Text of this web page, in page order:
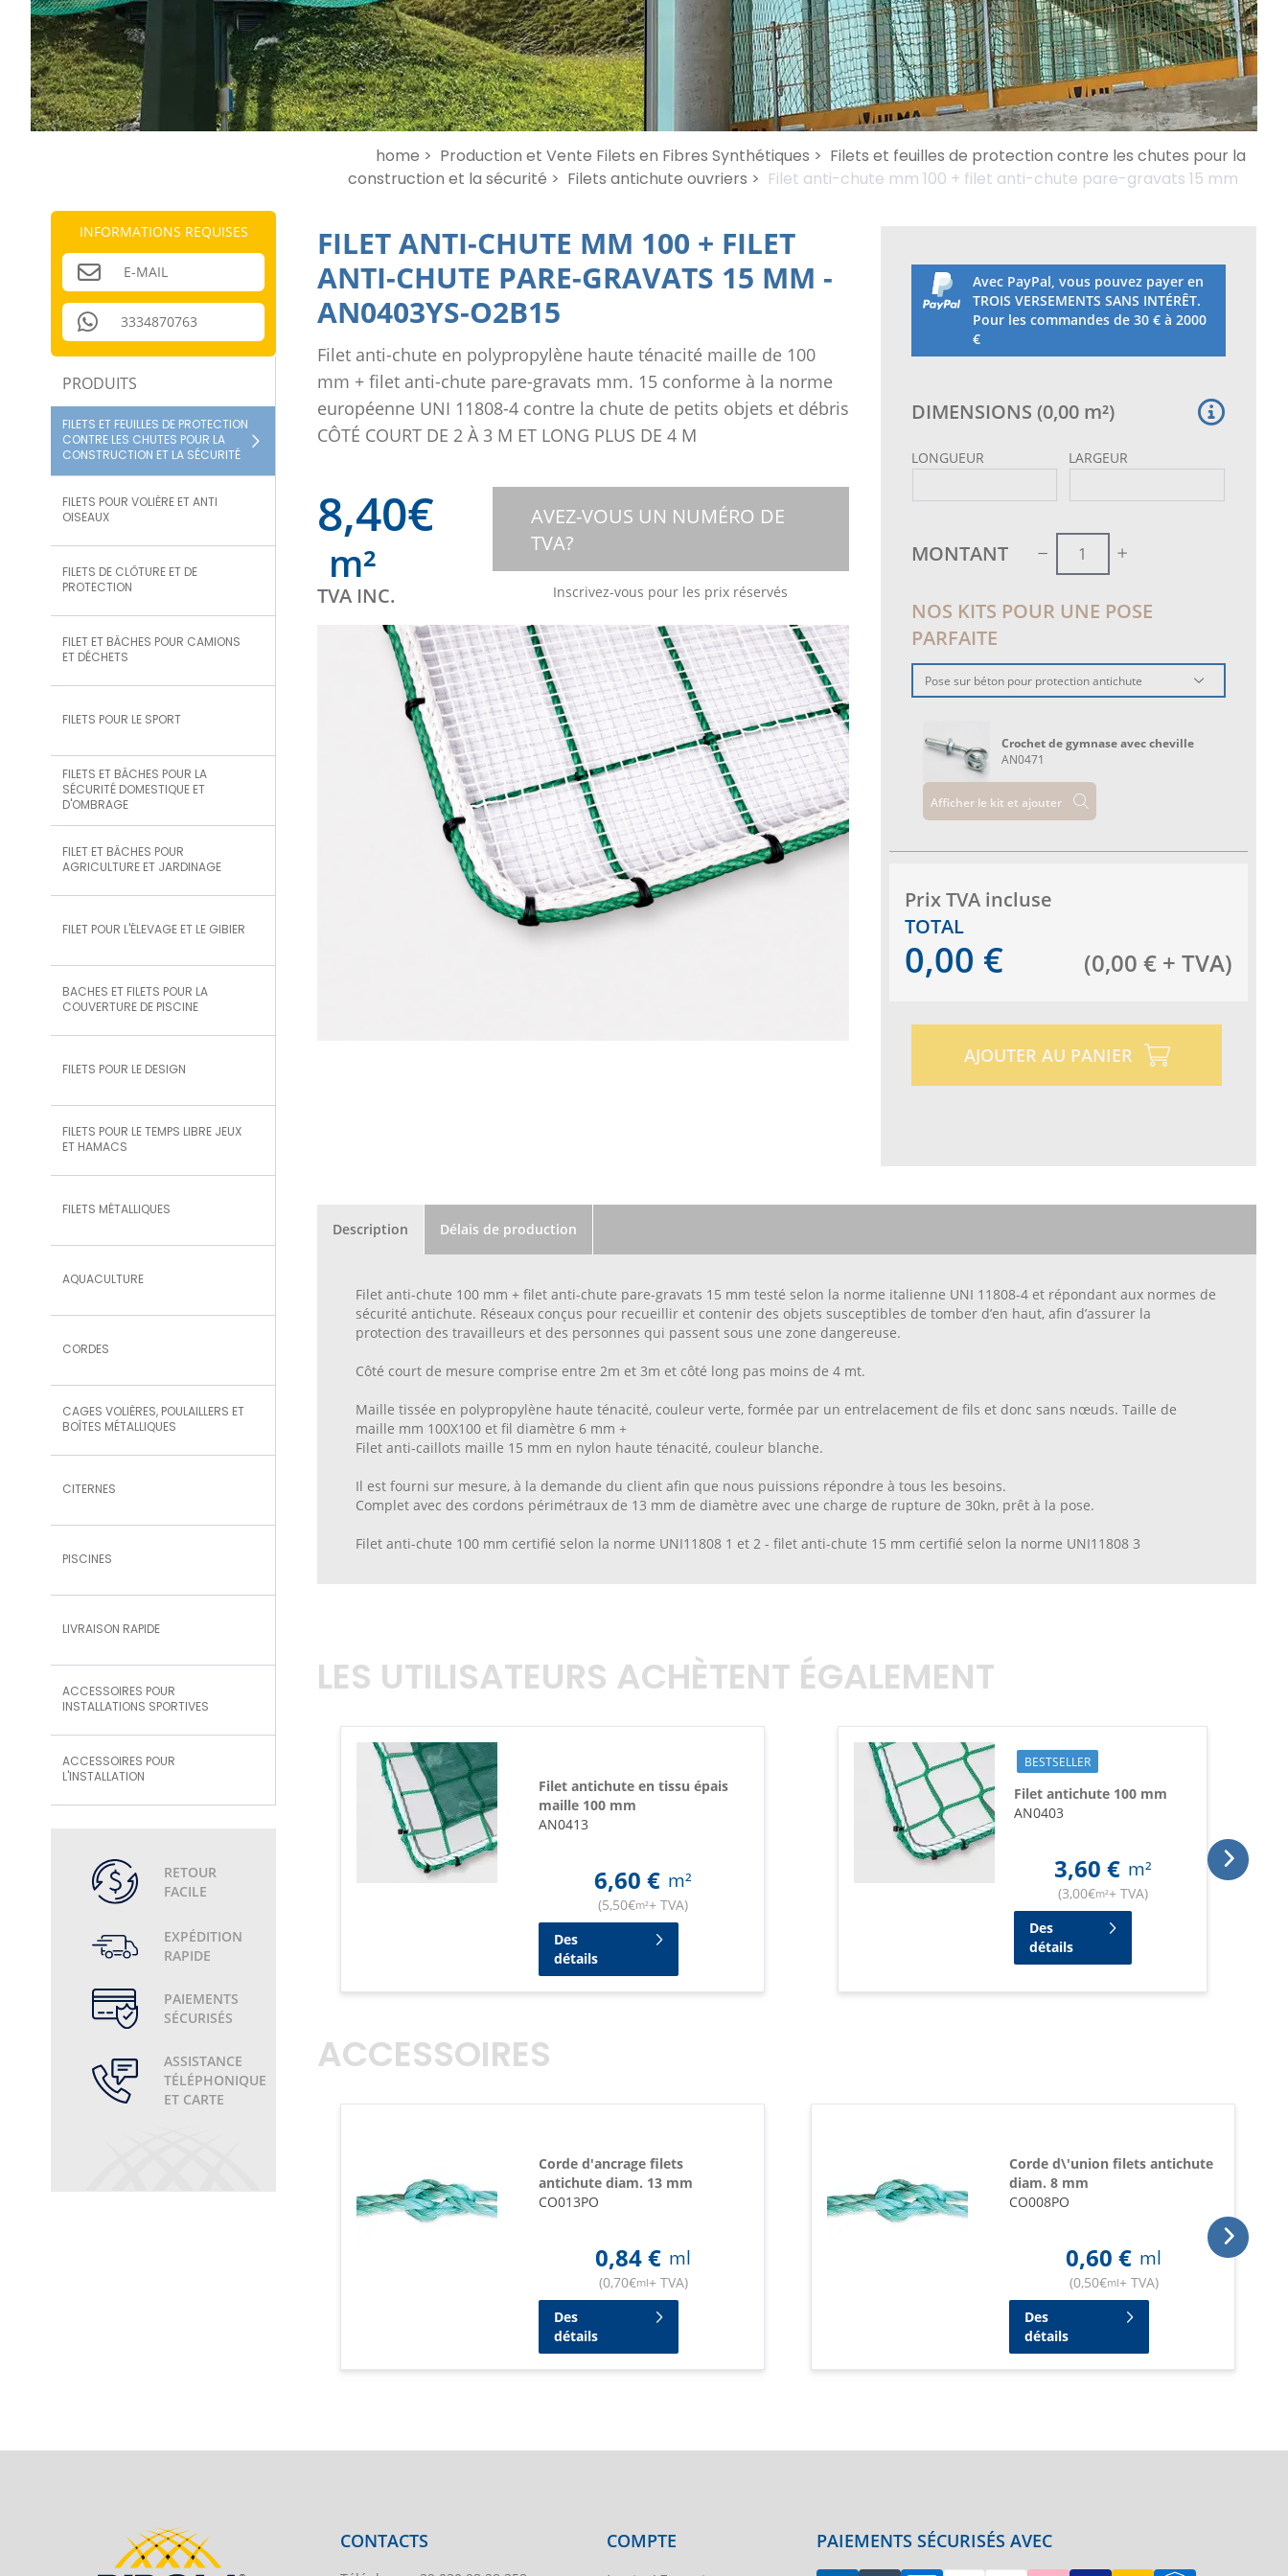
INFORMATIONS REQUISES
E-MAIL
3334870763
PRODUITS
FILETS ET FEUILLES DE PROTECTION
CONTRE LES CHUTES POUR LA
CONSTRUCTION ET LA SÉCURITÉ
FILETS POUR VOLIÈRE ET ANTI
OISEAUX
FILETS DE CLÔTURE ET DE
PROTECTION
FILET ET BÂCHES POUR CAMIONS
ET DÉCHETS
FILETS POUR LE SPORT
FILETS ET BÂCHES POUR LA
SÉCURITÉ DOMESTIQUE ET
D'OMBRAGE
FILET ET BÂCHES POUR
AGRICULTURE ET JARDINAGE
FILET POUR L'ÉLEVAGE ET LE GIBIER
BACHES ET FILETS POUR LA
COUVERTURE DE PISCINE
FILETS POUR LE DESIGN
FILETS POUR LE TEMPS LIBRE JEUX
ET HAMACS
FILETS MÉTALLIQUES
AQUACULTURE
CORDES
CAGES VOLIÈRES, POULAILLERS ET
BOÎTES MÉTALLIQUES
CITERNES
PISCINES
LIVRAISON RAPIDE
ACCESSOIRES POUR
INSTALLATIONS SPORTIVES
ACCESSOIRES POUR
L'INSTALLATION
RETOUR
FACILE
EXPÉDITION
RAPIDE
PAIEMENTS
SÉCURISÉS
ASSISTANCE
TÉLÉPHONIQUE
ET CARTE
home > Production et Vente Filets en Fibres Synthétiques > Filets et feuilles de protection contre les chutes pour la
construction et la sécurité > Filets antichute ouvriers > Filet anti-chute mm 100 + filet anti-chute pare-gravats 15 mm
FILET ANTI-CHUTE MM 100 + FILET
ANTI-CHUTE PARE-GRAVATS 15 MM -
AN0403YS-O2B15
Filet anti-chute en polypropylène haute ténacité maille de 100
mm + filet anti-chute pare-gravats mm. 15 conforme à la norme
européenne UNI 11808-4 contre la chute de petits objets et débris
CÔTÉ COURT DE 2 À 3 M ET LONG PLUS DE 4 M
8,40€
m²
TVA INC.
AVEZ-VOUS UN NUMÉRO DE
TVA?
Inscrivez-vous pour les prix réservés
Avec PayPal, vous pouvez payer en
TROIS VERSEMENTS SANS INTÉRÊT.
Pour les commandes de 30 € à 2000
€
DIMENSIONS (0,00 m²)
LONGUEUR LARGEUR
MONTANT
NOS KITS POUR UNE POSE
PARFAITE
Pose sur béton pour protection antichute
Crochet de gymnase avec cheville
AN0471
Afficher le kit et ajouter
Prix ​​TVA incluse
TOTAL
0,00 € (0,00 € + TVA)
AJOUTER AU PANIER
Description Délais de production
Filet anti-chute 100 mm + filet anti-chute pare-gravats 15 mm testé selon la norme italienne UNI 11808-4 et répondant aux normes de
sécurité antichute. Réseaux conçus pour recueillir et contenir des objets susceptibles de tomber d’en haut, afin d’assurer la
protection des travailleurs et des personnes qui passent sous une zone dangereuse.
Côté court de mesure comprise entre 2m et 3m et côté long pas moins de 4 mt.
Maille tissée en polypropylène haute ténacité, couleur verte, formée par un entrelacement de fils et donc sans nœuds. Taille de
maille mm 100X100 et fil diamètre 6 mm +
Filet anti-caillots maille 15 mm en nylon haute ténacité, couleur blanche.
Il est fourni sur mesure, à la demande du client afin que nous puissions répondre à tous les besoins.
Complet avec des cordons périmétraux de 13 mm de diamètre avec une charge de rupture de 30kn, prêt à la pose.
Filet anti-chute 100 mm certifié selon la norme UNI11808 1 et 2 - filet anti-chute 15 mm certifié selon la norme UNI11808 3
LES UTILISATEURS ACHÈTENT ÉGALEMENT
Filet antichute en tissu épais
maille 100 mm
AN0413
6,60 € m²
(5,50€m²+ TVA)
Des
détails
BESTSELLER
Filet antichute 100 mm
AN0403
3,60 € m²
(3,00€m²+ TVA)
Des
détails
ACCESSOIRES
Corde d'ancrage filets
antichute diam. 13 mm
CO013PO
0,84€ ml
(0,70€ml+ TVA)
Des
détails
Corde d\'union filets antichute
diam. 8 mm
CO008PO
0,60 € ml
(0,50€ml+ TVA)
Des
détails
CONTACTS COMPTE PAIEMENTS SÉCURISÉS AVEC